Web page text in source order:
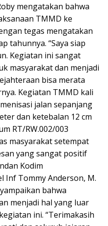
mengatakan bahwa
TMMD ke
tegas mengatakan
tahunnya. “Saya siap
Kegiatan ini sangat
masyarakat dan menjadi
bisa merata
Kegiatan TMMD kali
jalan sepanjang
dan ketebalan 12 cm
RT/RW.002/003
masyarakat setempat
yang sangat positif
Kodim
Inf Tommy Anderson, M.
bahwa
menjadi hal yang luar
ini. “Terimakasih